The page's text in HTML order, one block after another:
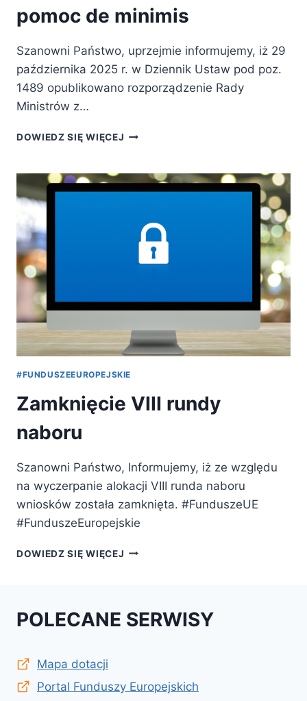
pomoc de minimis
Szanowni Państwo, uprzejmie informujemy, iż 29
października 2025 r. w Dziennik Ustaw pod poz.
1489 opublikowano rozporządzenie Rady
Ministrów z…
DOWIEDZ SIĘ WIĘCEJ NOWELIZACJI
SPRAWIE
ZAKRESU
PRZEZ
PODMIOT
UBIEGAJĄCY
MINIMIS
#FUNDUSZEEUROPEJSKIE
Zamknięcie VIII rundy
naboru
Szanowni Państwo, Informujemy, iż ze względu
na wyczerpanie alokacji VIII runda naboru
wniosków została zamknięta. #FunduszeUE
#FunduszeEuropejskie
DOWIEDZ SIĘ WIĘCEJ ZAMKNIĘCIE
POLECANE SERWISY
Mapa dotacji
Portal Funduszy Europejskich